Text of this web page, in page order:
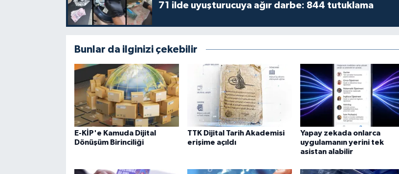
71 ilde uyuşturucuya ağır darbe: 844 tutuklama
Bunlar da ilginizi çekebilir
E-KİP'e Kamuda Dijital
Dönüşüm Birinciliği
TTK Dijital Tarih Akademisi
erişime açıldı
Yapay zekada onlarca
uygulamanın yerini tek
asistan alabilir